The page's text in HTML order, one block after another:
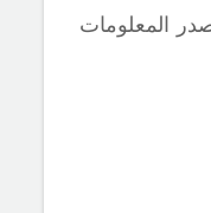
المعلومات